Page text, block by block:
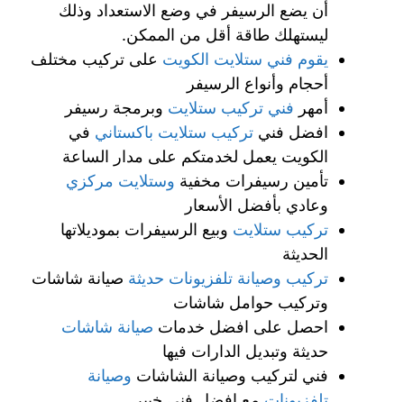
أن يضع الرسيفر في وضع الاستعداد وذلك
ليستهلك طاقة أقل من الممكن.
يقوم فني ستلايت الكويت على تركيب مختلف
أحجام وأنواع الرسيفر
أمهر فني تركيب ستلايت وبرمجة رسيفر
افضل فني تركيب ستلايت باكستاني في
الكويت يعمل لخدمتكم على مدار الساعة
تأمين رسيفرات مخفية وستلايت مركزي
وعادي بأفضل الأسعار
تركيب ستلايت وبيع الرسيفرات بموديلاتها
الحديثة
تركيب وصيانة تلفزيونات حديثة صيانة شاشات
وتركيب حوامل شاشات
احصل على افضل خدمات صيانة شاشات
حديثة وتبديل الدارات فيها
فني لتركيب وصيانة الشاشات وصيانة